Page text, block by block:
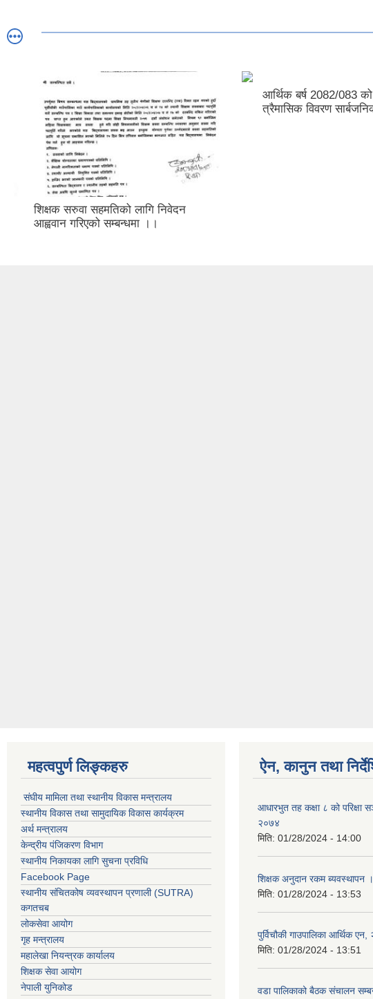
शिक्षक सरुवा सहमतिको लागि निवेदन
आह्ववान गरिएको सम्बन्धमा ।।
आर्थिक बर्ष 2082/083
त्रैमासिक विवरण
महत्वपुर्ण लिङ्कहरु
संघीय मामिला तथा स्थानीय विकास मन्त्रालय
स्थानीय विकास तथा सामुदायिक विकास कार्यक्रम
अर्थ मन्त्रालय
केन्द्रीय पंजिकरण विभाग
स्थानीय निकायका लागि सुचना प्रविधि
Facebook Page
स्थानीय संचितकोष व्यवस्थापन प्रणाली (SUTRA)
कगतचब
लोकसेवा आयोग
गृह मन्त्रालय
महालेखा नियन्त्रक कार्यालय
शिक्षक सेवा आयोग
नेपाली युनिकोड
ऐन, कानुन तथा
आधारभुत तह कक्षा ८ को परिक्षा
२०७४
मिति: 01/28/2024 - 14:00
शिक्षक अनुदान रकम ब्यवस्थापन ।
मिति: 01/28/2024 - 13:53
पुर्विचौकी गाउपालिका आर्थिक
मिति: 01/28/2024 - 13:51
वडा पालिकाको बैठक संचालन